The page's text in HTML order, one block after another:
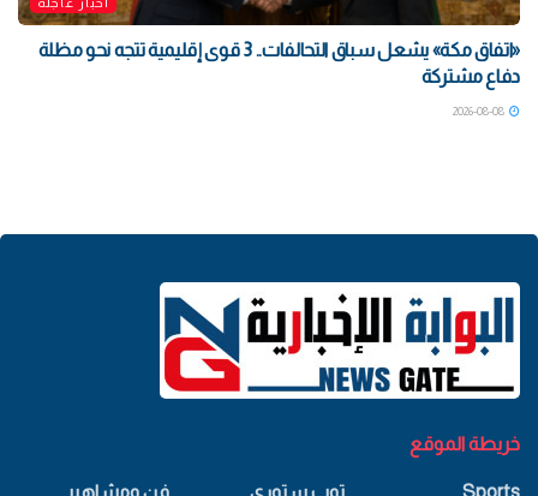
«اتفاق مكة» يشعل سباق التحالفات.. 3 قوى إقليمية تتجه نحو مظلة
دفاع مشتركة
خريطة الموقع
Sports
توب ستوري
فن ومشاهير